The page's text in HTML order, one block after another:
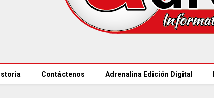
Contáctenos Adrenalina Edición Digital